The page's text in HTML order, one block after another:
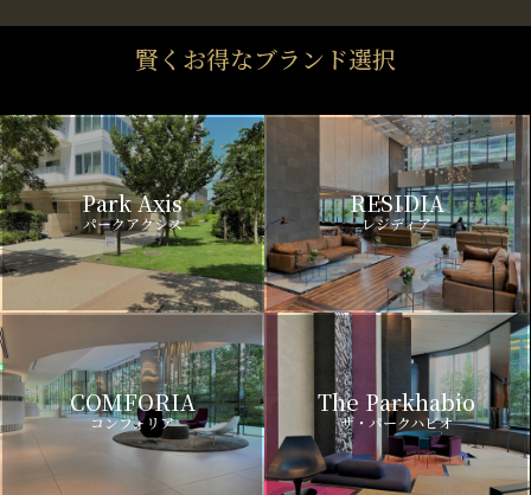
賢くお得なブランド選択
Park Axis
パークアクシス
RESIDIA
レジディア
COMFORIA
コンフォリア
The Parkhabio
ザ・パークハビオ